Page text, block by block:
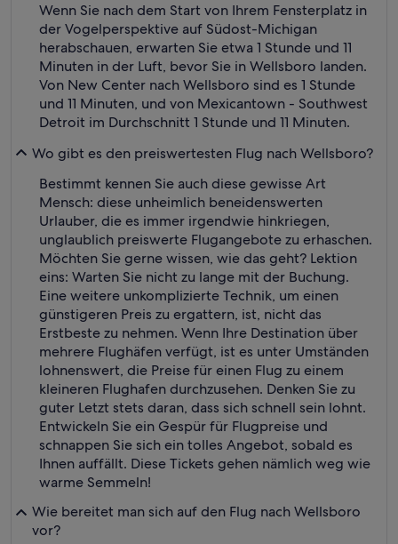
Wenn Sie nach dem Start von Ihrem Fensterplatz in
der Vogelperspektive auf Südost-Michigan
herabschauen, erwarten Sie etwa 1 Stunde und 11
Minuten in der Luft, bevor Sie in Wellsboro landen.
Von New Center nach Wellsboro sind es 1 Stunde
und 11 Minuten, und von Mexicantown - Southwest
Detroit im Durchschnitt 1 Stunde und 11 Minuten.
Wo gibt es den preiswertesten Flug nach Wellsboro?
Bestimmt kennen Sie auch diese gewisse Art
Mensch: diese unheimlich beneidenswerten
Urlauber, die es immer irgendwie hinkriegen,
unglaublich preiswerte Flugangebote zu erhaschen.
Möchten Sie gerne wissen, wie das geht? Lektion
eins: Warten Sie nicht zu lange mit der Buchung.
Eine weitere unkomplizierte Technik, um einen
günstigeren Preis zu ergattern, ist, nicht das
Erstbeste zu nehmen. Wenn Ihre Destination über
mehrere Flughäfen verfügt, ist es unter Umständen
lohnenswert, die Preise für einen Flug zu einem
kleineren Flughafen durchzusehen. Denken Sie zu
guter Letzt stets daran, dass sich schnell sein lohnt.
Entwickeln Sie ein Gespür für Flugpreise und
schnappen Sie sich ein tolles Angebot, sobald es
Ihnen auffällt. Diese Tickets gehen nämlich weg wie
warme Semmeln!
Wie bereitet man sich auf den Flug nach Wellsboro
vor?